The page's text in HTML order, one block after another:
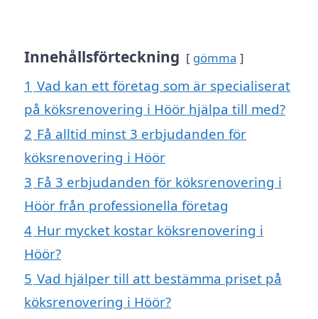
Innehållsförteckning gömma
1 Vad kan ett företag som är specialiserat
på köksrenovering i Höör hjälpa till med?
2 Få alltid minst 3 erbjudanden för
köksrenovering i Höör
3 Få 3 erbjudanden för köksrenovering i
Höör från professionella företag
4 Hur mycket kostar köksrenovering i
Höör?
5 Vad hjälper till att bestämma priset på
köksrenovering i Höör?